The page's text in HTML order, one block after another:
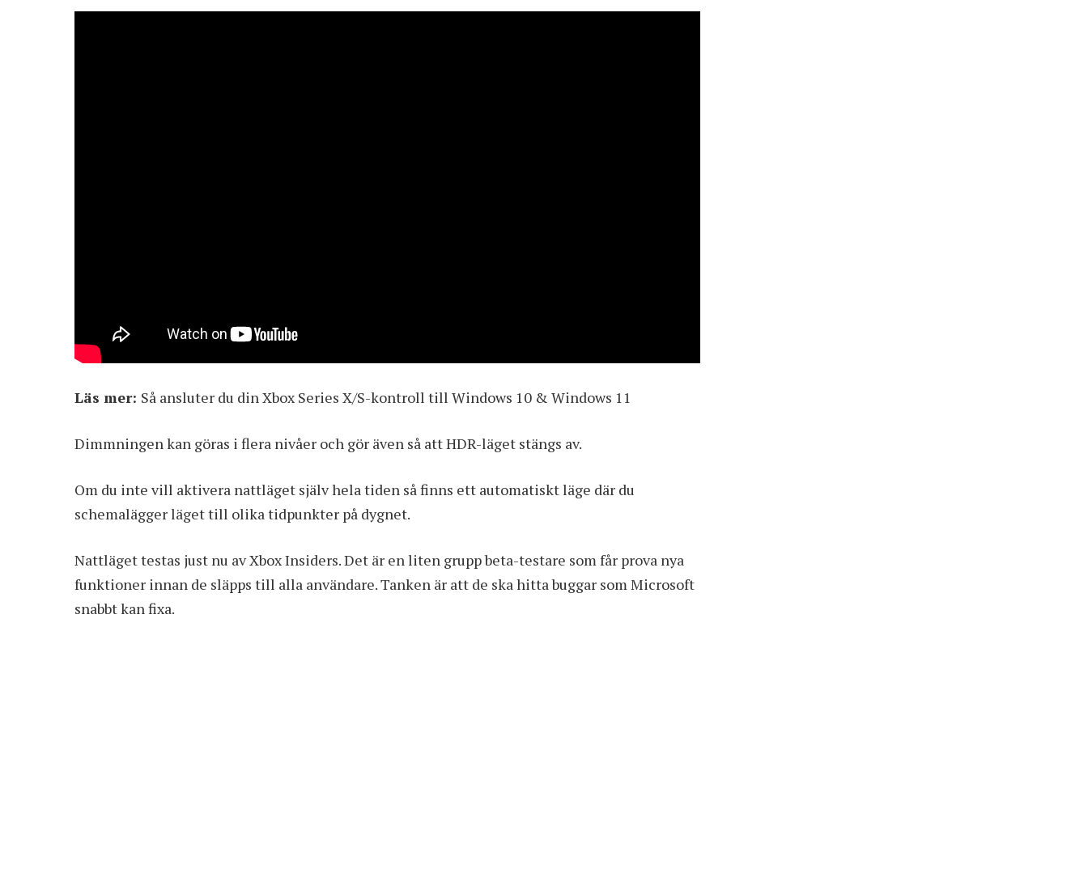
Läs mer: Så ansluter du din Xbox Series X/S-kontroll till Windows 10 & Windows 11
Dimmningen kan göras i flera nivåer och gör även så att HDR-läget stängs av.
Om du inte vill aktivera nattläget själv hela tiden så finns ett automatiskt läge där du
schemalägger läget till olika tidpunkter på dygnet.
Nattläget testas just nu av Xbox Insiders. Det är en liten grupp beta-testare som får prova nya
funktioner innan de släpps till alla användare. Tanken är att de ska hitta buggar som Microsoft
snabbt kan fixa.